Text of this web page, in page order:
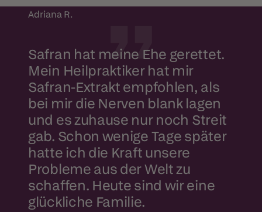
Adriana R.
Safran hat meine Ehe gerettet.
Mein Heilpraktiker hat mir
Safran-Extrakt empfohlen, als
bei mir die Nerven blank lagen
und es zuhause nur noch Streit
gab. Schon wenige Tage später
hatte ich die Kraft unsere
Probleme aus der Welt zu
schaffen. Heute sind wir eine
glückliche Familie.